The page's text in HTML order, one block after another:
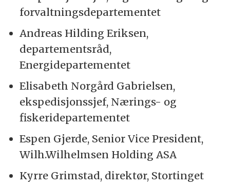
forvaltningsdepartementet
Andreas Hilding Eriksen,
departementsråd,
Energidepartementet
Elisabeth Norgård Gabrielsen,
ekspedisjonssjef, Nærings- og
fiskeridepartementet
Espen Gjerde, Senior Vice President,
Wilh.Wilhelmsen Holding ASA
Kyrre Grimstad, direktør, Stortinget